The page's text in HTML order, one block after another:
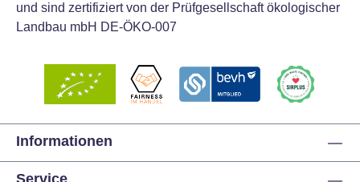
und sind zertifiziert von der Prüfgesellschaft ökologischer
Landbau mbH DE-ÖKO-007
Informationen
Service